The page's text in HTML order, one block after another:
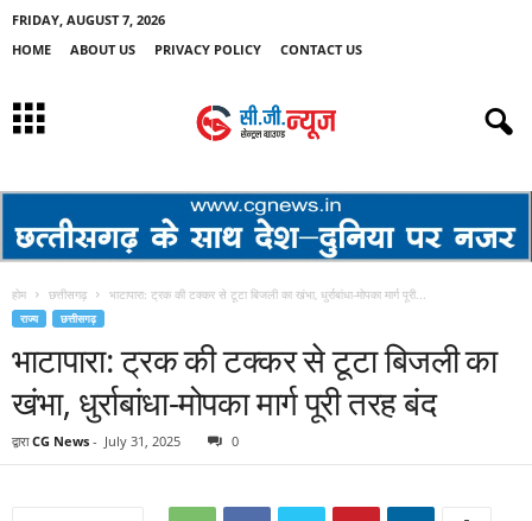
FRIDAY, AUGUST 7, 2026
HOME
ABOUT US PRIVACY POLICY CONTACT US
होम छत्तीसगढ़ भाटापारा: ट्रक की टक्कर से टूटा बिजली का खंभा, धुर्राबांधा-मोपका मार्ग पूरी...
राज्य छत्तीसगढ़
भाटापारा: ट्रक की टक्कर से टूटा बिजली का
खंभा, धुर्राबांधा-मोपका मार्ग पूरी तरह बंद
द्वारा CG News - July 31, 2025 0